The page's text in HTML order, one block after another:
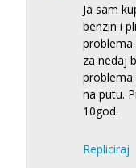
Ja sam
benzin i
za nedaj
problema
na putu.
10god.
Repliciraj